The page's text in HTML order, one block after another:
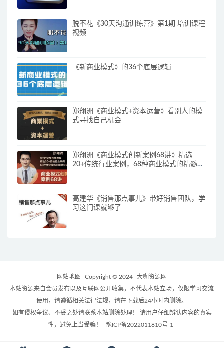
脱不花《30天沟通训练营》第1期 培训课程
视频
《新商业模式》的36个底层逻辑
郑翔洲《商业模式+资本运营》看别人的模
式寻找自己机会
郑翔洲《商业模式创新案例68讲》精选
20+传统行业案例，68种商业模式的精髓与
高建华《销售那点事儿》带好销售团队，学
习这门课就够了
网站地图 Copyright © 2024
大咖资源网
本站资源来自会员发布以及互联网公开收集，不代表本站立场，仅限学习交流
使用，请遵循相关法律法规，请在下载后24小时内删除。
如有侵权争议、不妥之处请联系本站删除处理！ 请用户仔细辨认内容的真实
性，避免上当受骗！
豫ICP备2022011810号-1